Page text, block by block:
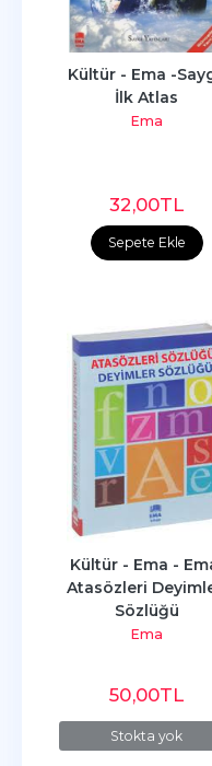
Sepete Ekle
Kültür - Ema -
İlk Atlas
Ema
32,00TL
Stokta yok
Kültür - Ema -
Atasözleri
Sözlüğü
Ema
50,00TL